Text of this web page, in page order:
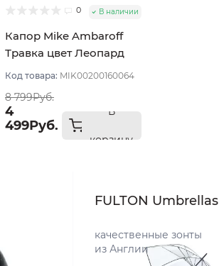
0 В наличии
Капор Mike Ambaroff
Травка цвет Леопард
Код товара: MIK00200160064
8 799Руб.
4
499Руб.
В
корзину
FULTON Umbrellas
качественные зонты
из Англии